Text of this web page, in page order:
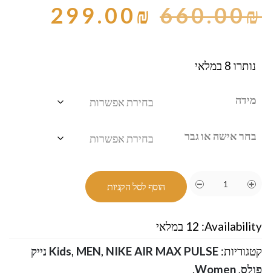
660.00₪
299.00₪
נותרו 8 במלאי
מידה
בחר אישה או גבר
הוסף לסל הקניות
Availability: 12 במלאי
קטגוריות:
Kids, MEN,
NIKE AIR MAX PULSE נייק
פולס,
Women
.